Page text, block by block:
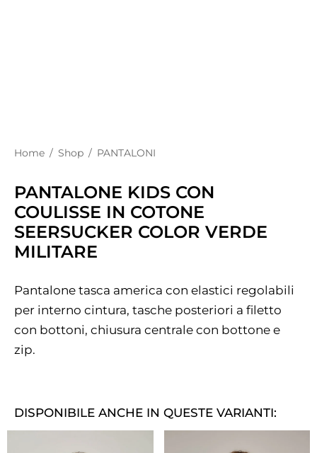
Home / Shop / PANTALONI
PANTALONE KIDS CON
COULISSE IN COTONE
SEERSUCKER COLOR VERDE
MILITARE
Pantalone tasca america con elastici regolabili
per interno cintura, tasche posteriori a filetto
con bottoni, chiusura centrale con bottone e
zip.
DISPONIBILE ANCHE IN QUESTE VARIANTI: